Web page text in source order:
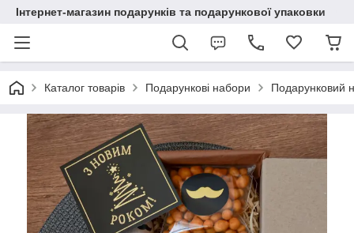
Інтернет-магазин подарунків та подарункової упаковки
Каталог товарів Подарункові набори Подарунковий